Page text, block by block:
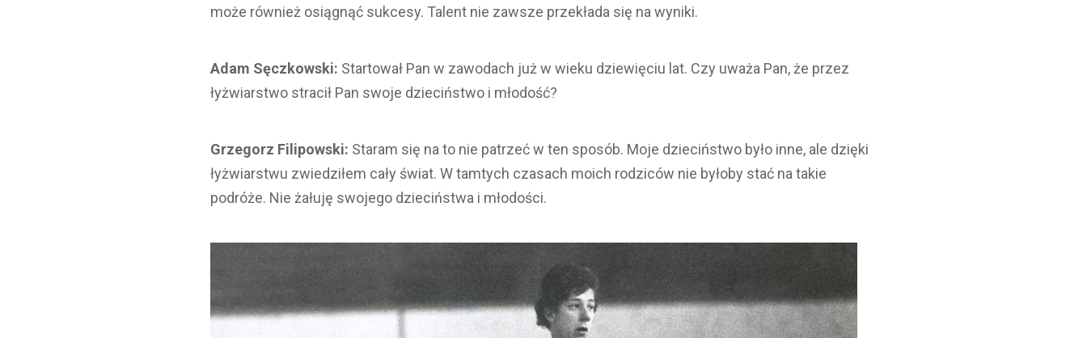
może również osiągnąć sukcesy. Talent nie zawsze przekłada się na wyniki.
Adam Sęczkowski: Startował Pan w zawodach już w wieku dziewięciu lat. Czy uważa Pan, że przez
łyżwiarstwo stracił Pan swoje dzieciństwo i młodość?
Grzegorz Filipowski: Staram się na to nie patrzeć w ten sposób. Moje dzieciństwo było inne, ale dzięki
łyżwiarstwu zwiedziłem cały świat. W tamtych czasach moich rodziców nie byłoby stać na takie
podróże. Nie żałuję swojego dzieciństwa i młodości.